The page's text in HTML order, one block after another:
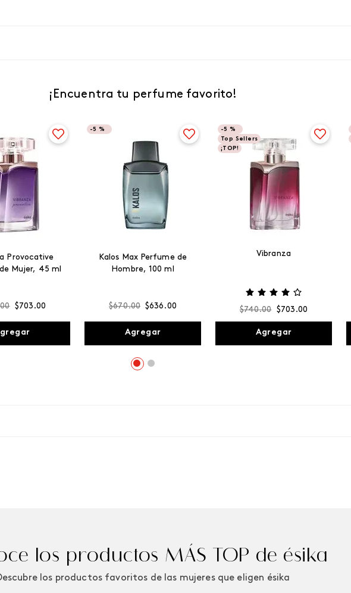
¡Encuentra tu perfume favorito!
Provocative
Mujer, 45 ml
00 $703 .00
-5 %
Kalos Max Perfume de
Hombre, 100 ml
$670.00 $636 .00
Agregar
-5 %
Top Sellers
¡TOP!
Vibranza
$740.00 $703 .00
Agregar
los productos MÁS TOP de ésika
los productos favoritos de las mujeres que eligen ésika